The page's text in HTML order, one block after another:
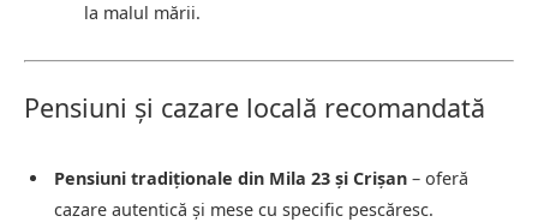
la malul mării.
Pensiuni și cazare locală recomandată
Pensiuni tradiționale din Mila 23 și Crișan – oferă
cazare autentică și mese cu specific pescăresc.